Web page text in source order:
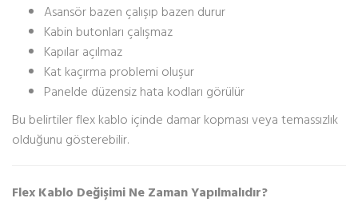
Asansör bazen çalışıp bazen durur
Kabin butonları çalışmaz
Kapılar açılmaz
Kat kaçırma problemi oluşur
Panelde düzensiz hata kodları görülür
Bu belirtiler flex kablo içinde damar kopması veya temassızlık
olduğunu gösterebilir.
Flex Kablo Değişimi Ne Zaman Yapılmalıdır?